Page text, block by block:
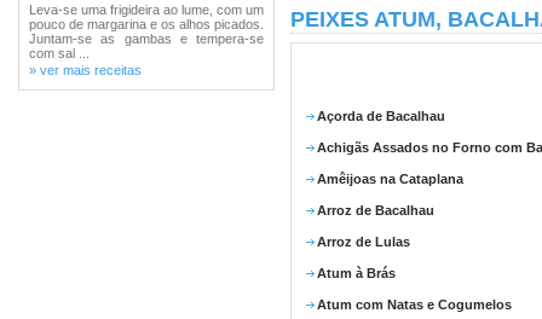
Leva-se uma frigideira ao lume, com um
pouco de margarina e os alhos picados.
Juntam-se as gambas e tempera-se
com sal ...
» ver mais receitas
PEIXES ATUM,
Açorda de Bacalhau
Achigãs Assados no Forno com
Amêijoas na Cataplana
Arroz de Bacalhau
Arroz de Lulas
Atum à Brás
Atum com Natas e Cogumelos